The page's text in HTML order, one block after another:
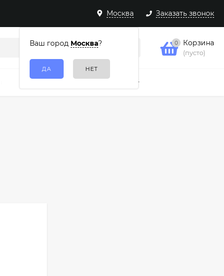
Москва
Ваш город Москва?
Заказать звонок
0 Корзина
(пусто)